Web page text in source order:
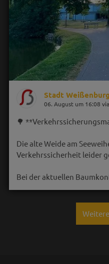
Stadt
06. August um 16:08
🌳
Die alte Weide am
Verkehrssicherheit leider
Bei der aktuellen